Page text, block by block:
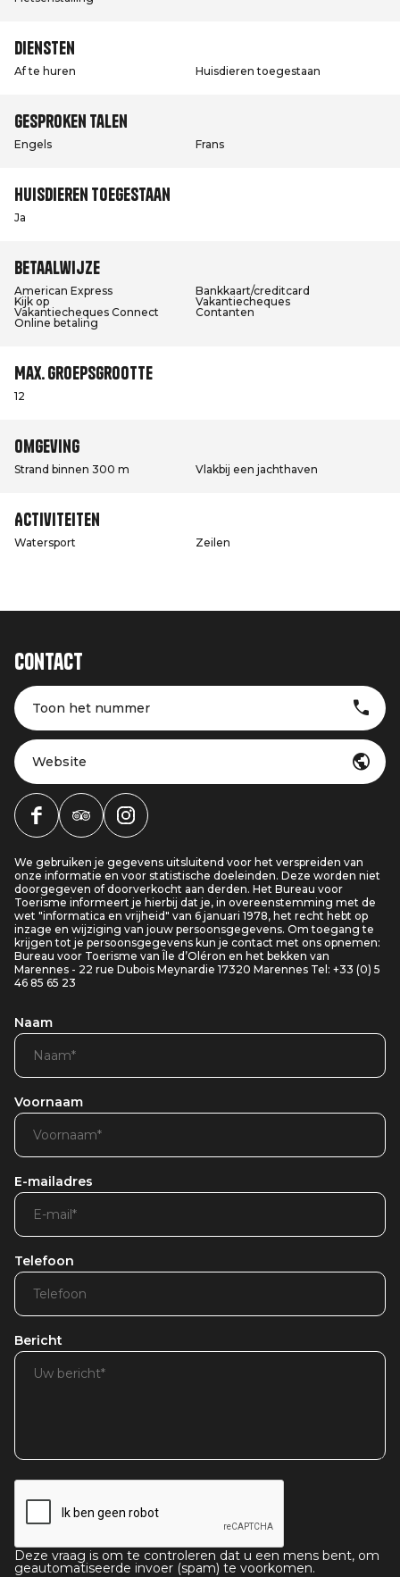
Diensten
Af te huren Huisdieren toegestaan
Gesproken talen
Engels Frans
Huisdieren toegestaan
Ja
Betaalwijze
American Express
Bankkaart/creditcard
Kijk op
Vakantiecheques
Vakantiecheques Connect
Contanten
Online betaling
Max. groepsgrootte
12
Omgeving
Strand binnen 300 m Vlakbij een jachthaven
Activiteiten
Watersport Zeilen
Contact
Toon het nummer
Website
We gebruiken je gegevens uitsluitend voor het verspreiden van
onze informatie en voor statistische doeleinden. Deze worden niet
doorgegeven of doorverkocht aan derden. Het Bureau voor
Toerisme informeert je hierbij dat je, in overeenstemming met de
wet "informatica en vrijheid" van 6 januari 1978, het recht hebt op
inzage en wijziging van jouw persoonsgegevens. Om toegang te
krijgen tot je persoonsgegevens kun je contact met ons opnemen:
Bureau voor Toerisme van Île d’Oléron en het bekken van
Marennes - 22 rue Dubois Meynardie 17320 Marennes Tel: +33 (0) 5
46 85 65 23
Naam
Voornaam
E-mailadres
Telefoon
Bericht
Deze vraag is om te controleren dat u een mens bent, om
geautomatiseerde invoer (spam) te voorkomen.